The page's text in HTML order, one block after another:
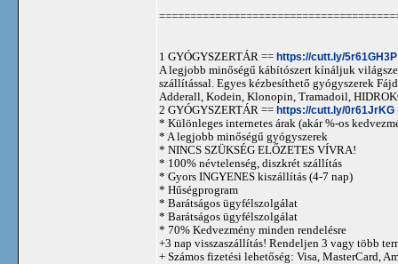
1 GYÓGYSZERTÁR == https://cutt.ly/5r61GH3P
A legjobb minőségű kábítószert kínáljuk
szállítással. Egyes kézbesíthető gyógyszerek
Adderall, Kodein, Klonopin, Tramadoil,
2 GYÓGYSZERTÁR == https://cutt.ly/0r61JrKG
* Különleges internetes árak (akár %-os
* A legjobb minőségű gyógyszerek
* NINCS SZÜKSÉG ELŐZETES VÍVRA!
* 100% névtelenség, diszkrét szállítás
* Gyors INGYENES kiszállítás (4-7 nap)
* Hűségprogram
* Barátságos ügyfélszolgálat
* Barátságos ügyfélszolgálat
* 70% Kedvezmény minden rendelésre
+3 nap visszaszállítás! Rendeljen 3 vagy több
+ Számos fizetési lehetőség: Visa, MasterCard,